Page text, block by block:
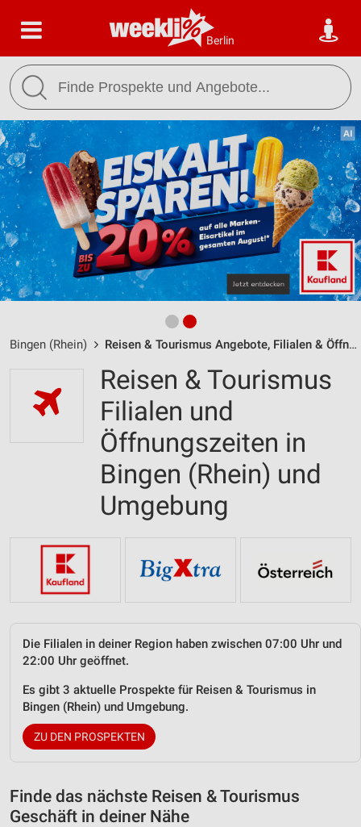
Berlin
Bingen (Rhein) Reisen & Tourismus Angebote, Filialen & Öffnungszeiten
Reisen & Tourismus
Filialen und
Öffnungszeiten in
Bingen (Rhein) und
Umgebung
Die Filialen in deiner Region haben zwischen 07:00 Uhr und
22:00 Uhr geöffnet.
Es gibt 3 aktuelle Prospekte für Reisen & Tourismus in
Bingen (Rhein) und Umgebung.
ZU DEN PROSPEKTEN
Finde das nächste Reisen & Tourismus
Geschäft in deiner Nähe